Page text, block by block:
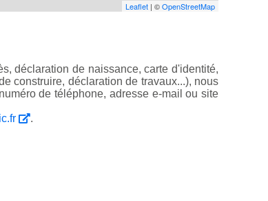
Leaflet | ©OpenStreetMap
déclaration de naissance, carte d'identité,
construire, déclaration de travaux...), nous
de téléphone, adresse e-mail ou site
.